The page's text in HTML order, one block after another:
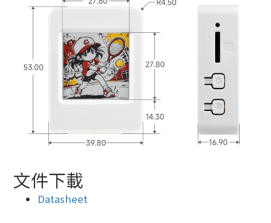
文件下載
Datasheet